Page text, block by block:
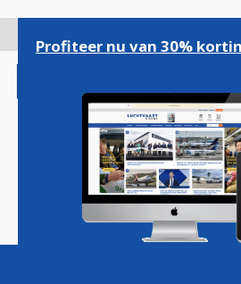
gaan
Magazine Podcasts
Profiteer nu van 30%